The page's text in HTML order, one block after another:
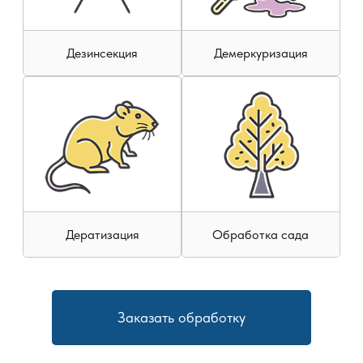
разлива ртути и других химических веществ.
оборудованиеи сертифицированные химические
средства, безопасные для людей и животных. Мы
проводим работы как в небольших квартирах, так и на
крупных объектах, таких как склады и производственные
помещения.
Этапы проведения дезодорации
запаха и восстановление чистого воздуха:
осматривают помещение и находят источник
запаха. Это может быть место разложения
Дезинсекция Демеркуризация
Дератизация Обработка сада
Заказать обработку